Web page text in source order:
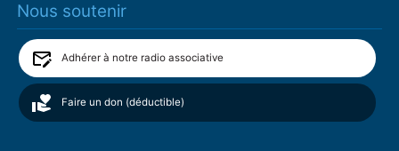
Nous soutenir
Adhérer à notre radio associative
Faire un don (déductible)